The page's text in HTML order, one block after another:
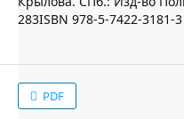
283ISBN 978-5-7422-3181-3
PDF